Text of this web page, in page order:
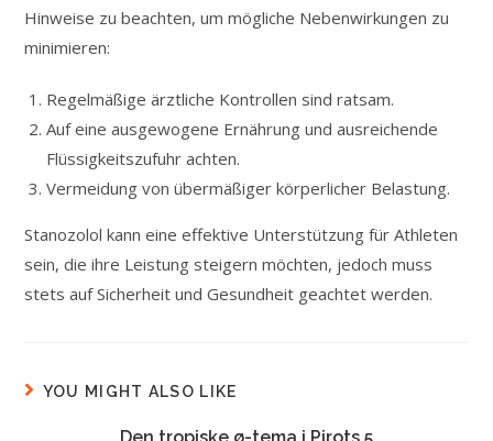
Hinweise zu beachten, um mögliche Nebenwirkungen zu
minimieren:
Regelmäßige ärztliche Kontrollen sind ratsam.
Auf eine ausgewogene Ernährung und ausreichende
Flüssigkeitszufuhr achten.
Vermeidung von übermäßiger körperlicher Belastung.
Stanozolol kann eine effektive Unterstützung für Athleten
sein, die ihre Leistung steigern möchten, jedoch muss
stets auf Sicherheit und Gesundheit geachtet werden.
YOU MIGHT ALSO LIKE